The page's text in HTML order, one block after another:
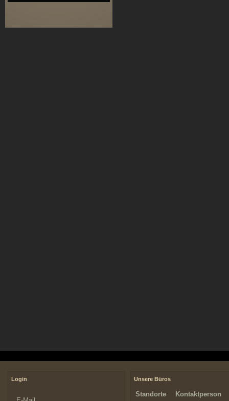
Login Unsere Büros
Standorte Kontaktperson